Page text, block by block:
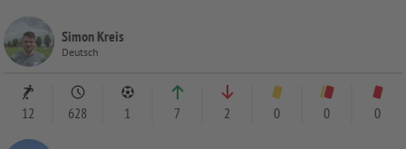
Simon Kreis
Deutsch
12 628 1 7 2 0 0 0